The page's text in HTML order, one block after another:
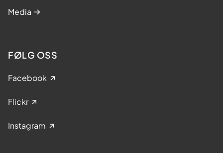
Media
FØLG OSS
Facebook
Flickr
Instagram